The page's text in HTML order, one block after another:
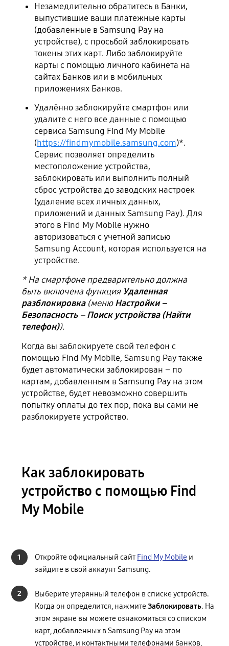
Незамедлительно обратитесь в Банки,
выпустившие ваши платежные карты
(добавленные в Samsung Pay на
устройстве), с просьбой заблокировать
токены этих карт. Либо заблокируйте
карты с помощью личного кабинета на
сайтах Банков или в мобильных
приложениях Банков.
Удалённо заблокируйте смартфон или
удалите с него все данные с помощью
сервиса Samsung Find My Mobile
(https://findmymobile.samsung.com)*.
Сервис позволяет определить
местоположение устройства,
заблокировать или выполнить полный
сброс устройства до заводских настроек
(удаление всех личных данных,
приложений и данных Samsung Pay). Для
этого в Find My Mobile нужно
авторизоваться с учетной записью
Samsung Account, которая используется на
устройстве.
* На смартфоне предварительно должна
быть включена функция Удаленная
разблокировка(менюНастройки –
Безопасность – Поиск устройства (Найти
телефон)).
Когда вы заблокируете свой телефон с
помощью Find My Mobile, Samsung Pay также
будет автоматически заблокирован – по
картам, добавленным в Samsung Pay на этом
устройстве, будет невозможно совершить
попытку оплаты до тех пор, пока вы сами не
разблокируете устройство.
Как заблокировать
устройство с помощью Find
My Mobile
1 Откройте официальный сайт Find My Mobile и
зайдите в свой аккаунт Samsung.
2
Выберите утерянный телефон в списке устройств.
Когда он определится, нажмитеЗаблокировать. На
этом экране вы можете ознакомиться со списком
карт, добавленных в Samsung Pay на этом
устройстве, и контактными телефонами банков,